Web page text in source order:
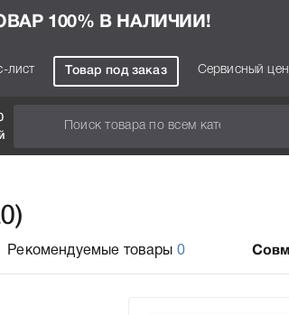
100% В НАЛИЧИИ!
лист Товар под заказ Сервисный
Рекомендуемые товары 0